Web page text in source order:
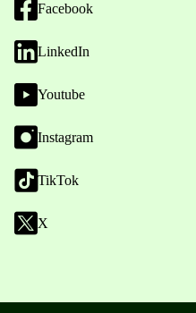
Facebook
LinkedIn
Youtube
Instagram
TikTok
X